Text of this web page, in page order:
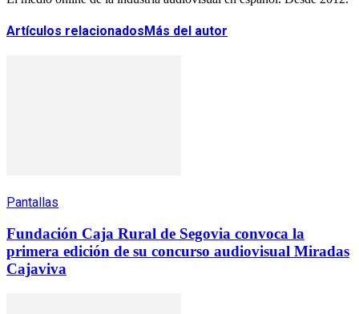
Artículos relacionadosMás del autor
Pantallas
Fundación Caja Rural de Segovia convoca la
primera edición de su concurso audiovisual Miradas
Cajaviva